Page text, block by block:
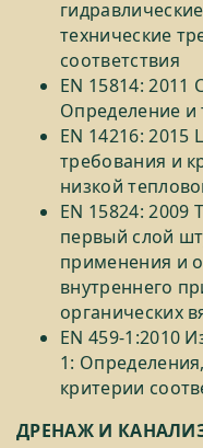
технические
соответствия
EN 15814:
Определение и
EN 14216: 2015
требования и
низкой
EN 15824: 2009
первый слой
применения и
внутреннего
органических
EN 459-1:2010
1:
критерии
ДРЕНАЖ И